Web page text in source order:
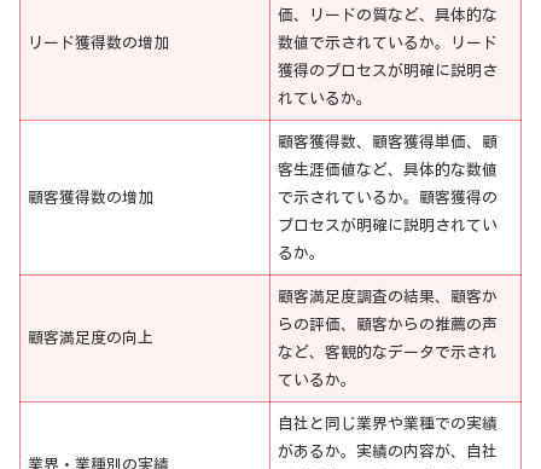
リード獲得数の増加
価、リードの質など、具体的な
数値で示されているか。リード
獲得のプロセスが明確に説明さ
れているか。
顧客獲得数の増加
顧客獲得数、顧客獲得単価、顧
客生涯価値など、具体的な数値
で示されているか。顧客獲得の
プロセスが明確に説明されてい
るか。
顧客満足度の向上
顧客満足度調査の結果、顧客か
らの評価、顧客からの推薦の声
など、客観的なデータで示され
ているか。
業界・業種別の実績
自社と同じ業界や業種での実績
があるか。実績の内容が、自社